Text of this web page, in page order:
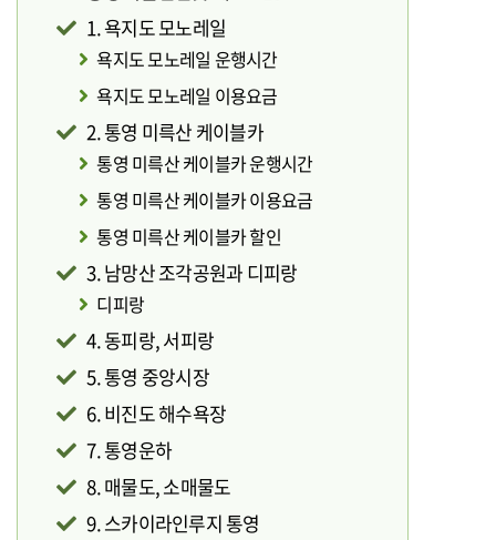
1. 욕지도 모노레일
욕지도 모노레일 운행시간
욕지도 모노레일 이용요금
2. 통영 미륵산 케이블카
통영 미륵산 케이블카 운행시간
통영 미륵산 케이블카 이용요금
통영 미륵산 케이블카 할인
3. 남망산 조각공원과 디피랑
디피랑
4. 동피랑, 서피랑
5. 통영 중앙시장
6. 비진도 해수욕장
7. 통영운하
8. 매물도, 소매물도
9. 스카이라인루지 통영